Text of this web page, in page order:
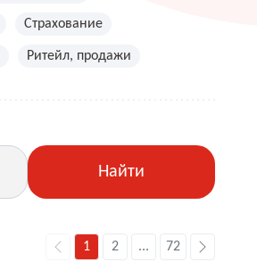
Страхование
Ритейл, продажи
Найти
1 2 ... 72